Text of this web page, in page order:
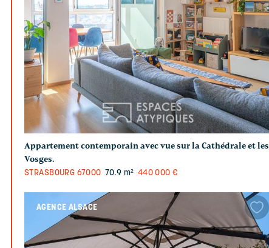
Appartement contemporain avec vue sur la Cathédrale et les
Vosges.
STRASBOURG 67000 70.9 m² 440 000 €
AGENCE ALSACE